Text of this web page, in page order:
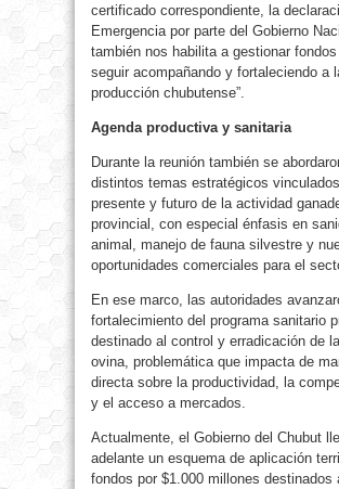
certificado correspondiente, la
Emergencia por parte del Gobierno
también nos habilita a gestionar
seguir acompañando y fortaleciendo a
producción chubutense”.
Agenda productiva y sanitaria
Durante la reunión también se
distintos temas estratégicos
presente y futuro de la actividad
provincial, con especial énfasis en
animal, manejo de fauna silvestre y
oportunidades comerciales para el
En ese marco, las autoridades
fortalecimiento del programa sanitario
destinado al control y erradicación de
ovina, problemática que impacta de
directa sobre la productividad, la
y el acceso a mercados.
Actualmente, el Gobierno del Chubut
adelante un esquema de aplicación
fondos por $1.000 millones destinados